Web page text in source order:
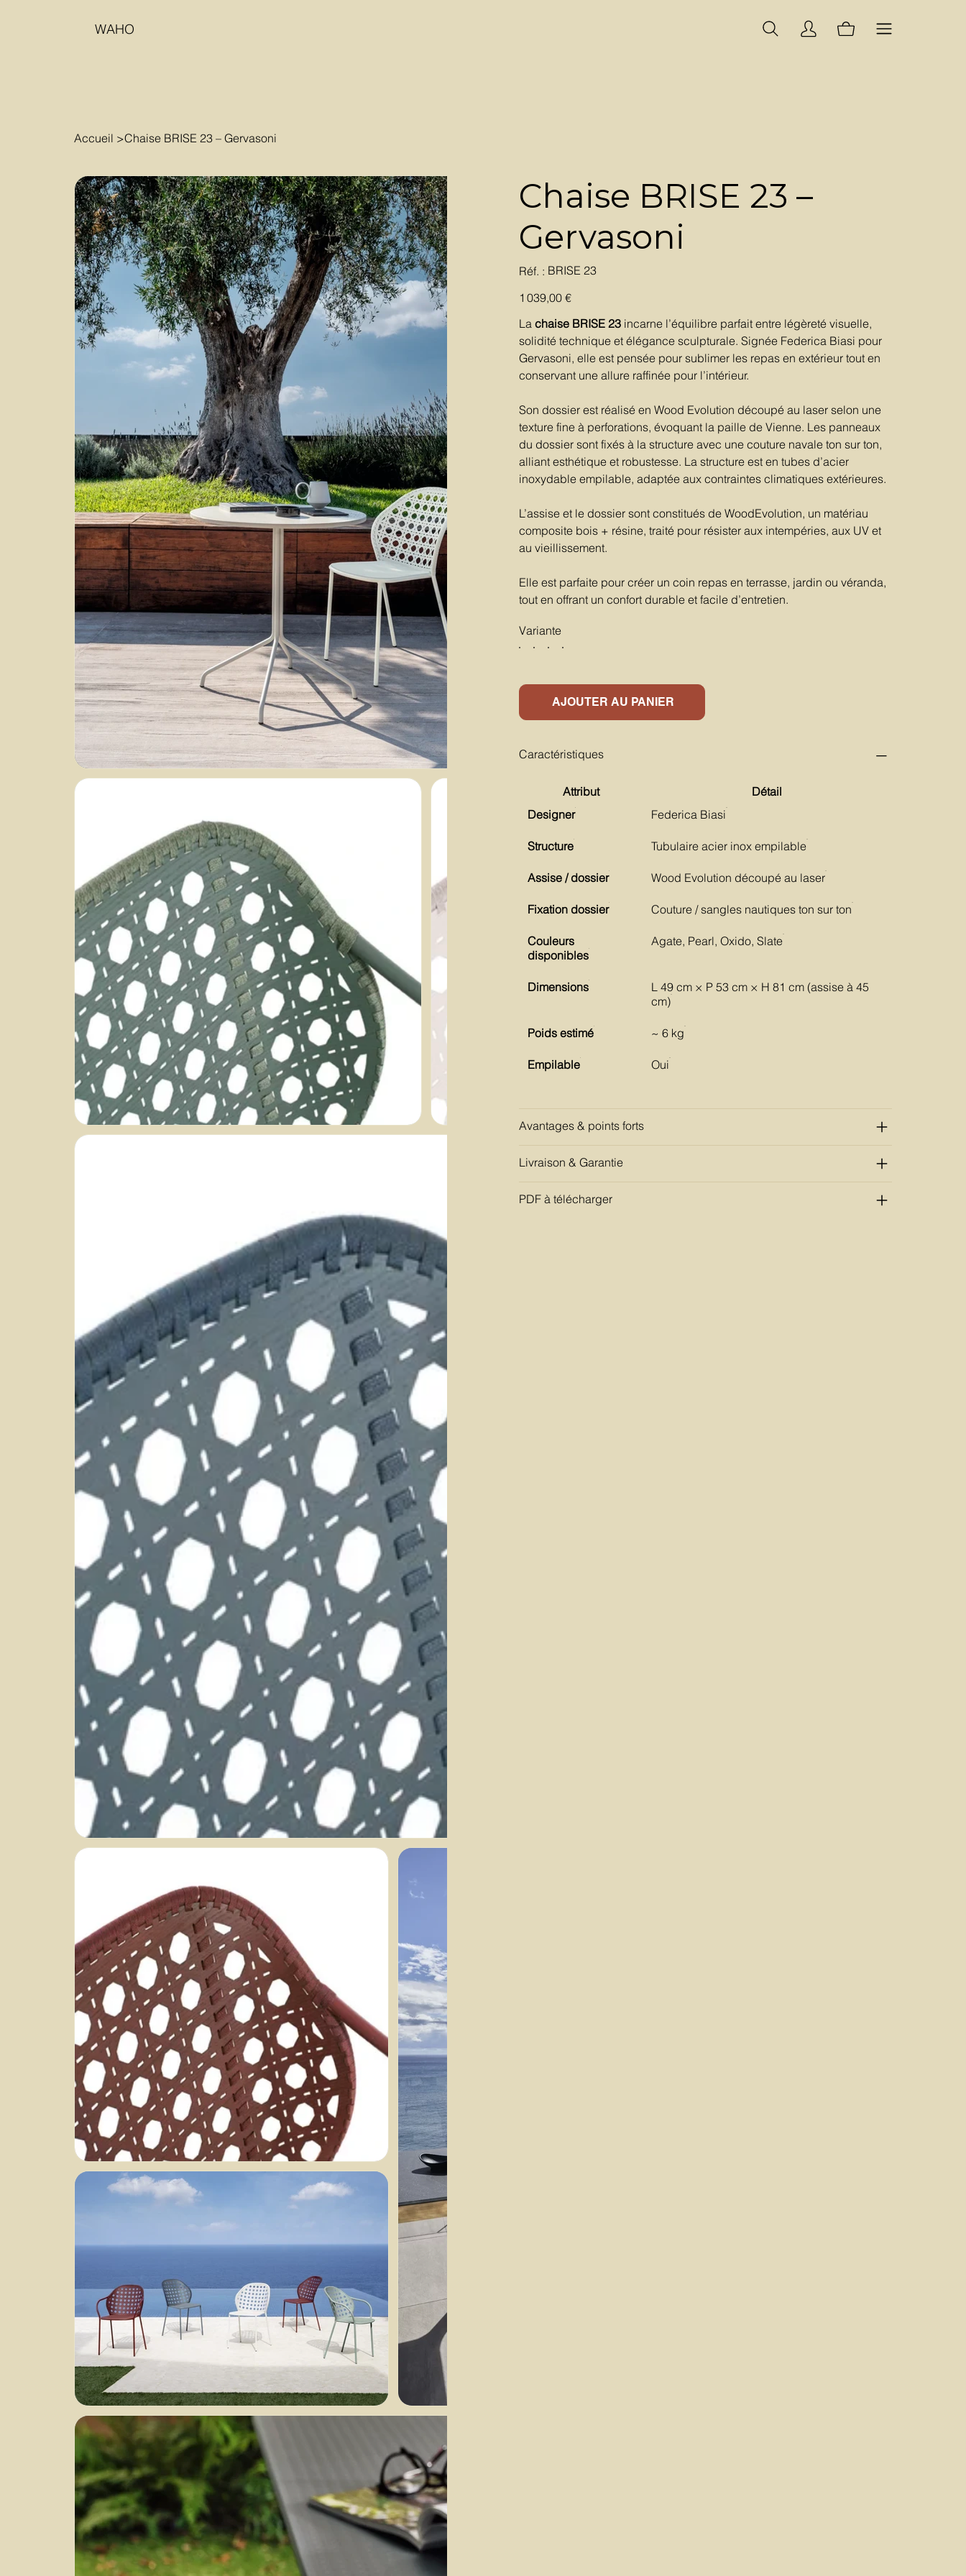
WAHO
Accueil >Chaise BRISE 23 – Gervasoni
Chaise BRISE 23 –
Gervasoni
Réf. : SKU
BRISE
BRISE 23
Prix
1 039,00 €
La chaise BRISE 23 incarne l’équilibre parfait entre légèreté visuelle,
solidité technique et élégance sculpturale. Signée Federica Biasi pour
Gervasoni, elle est pensée pour sublimer les repas en extérieur tout en
conservant une allure raffinée pour l’intérieur.
Son dossier est réalisé en Wood Evolution découpé au laser selon une
texture fine à perforations, évoquant la paille de Vienne. Les panneaux
du dossier sont fixés à la structure avec une couture navale ton sur ton,
alliant esthétique et robustesse. La structure est en tubes d’acier
inoxydable empilable, adaptée aux contraintes climatiques extérieures.
L’assise et le dossier sont constitués de WoodEvolution, un matériau
composite bois + résine, traité pour résister aux intempéries, aux UV et
au vieillissement.
Elle est parfaite pour créer un coin repas en terrasse, jardin ou véranda,
tout en offrant un confort durable et facile d’entretien.
Variante
AJOUTER AU PANIER
Caractéristiques
Attribut
Détail
Designer
Federica Biasi
Structure Tubulaire acier inox empilable
Assise / dossier Wood Evolution découpé au laser
Fixation dossier Couture / sangles nautiques ton sur ton
Couleurs
disponibles
Agate, Pearl, Oxido, Slate
Dimensions
L 49 cm × P 53 cm × H 81 cm (assise à 45
cm)
Poids estimé ~ 6 kg
Empilable Oui
Avantages & points forts
Livraison & Garantie
PDF à télécharger